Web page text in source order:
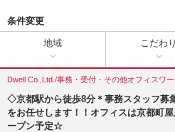
条件変更
地域 こだわり
Dwell Co.,Ltd./事務・受付・その他オフィスワ
◇京都駅から徒歩8分＊事務スタッフ募
をお任せします！！オフィスは京都町
ープン予定☆